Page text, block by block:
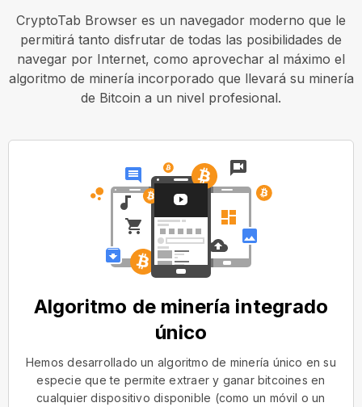
CryptoTab Browser es un navegador moderno que le
permitirá tanto disfrutar de todas las posibilidades de
navegar por Internet, como aprovechar al máximo el
algoritmo de minería incorporado que llevará su minería
de Bitcoin a un nivel profesional.
Algoritmo de minería integrado
único
Hemos desarrollado un algoritmo de minería único en su
especie que te permite extraer y ganar bitcoines en
cualquier dispositivo disponible (como un móvil o un